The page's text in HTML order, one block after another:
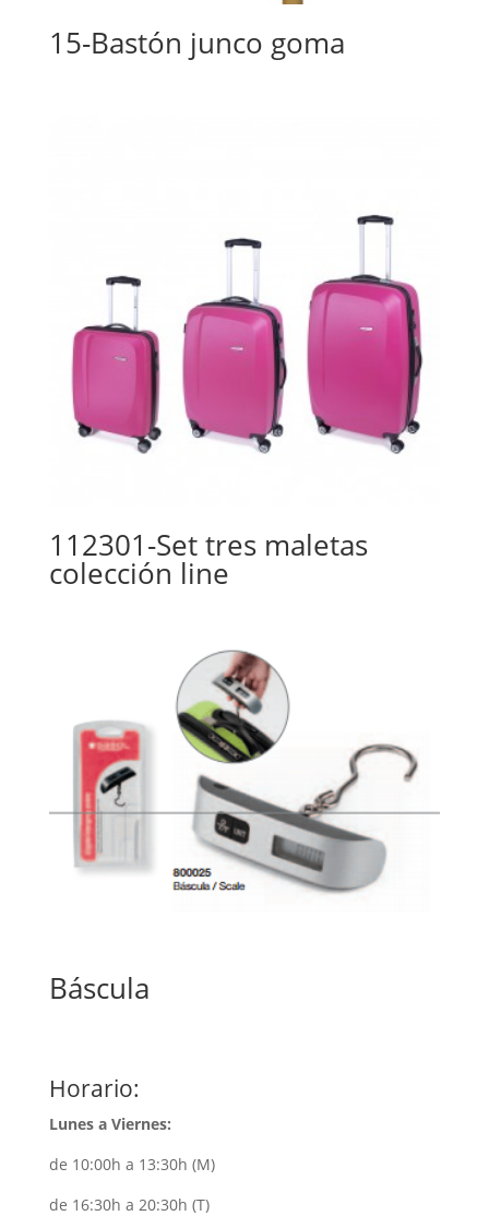
15-Bastón junco goma
112301-Set tres maletas
colección line
Báscula
Horario:
Lunes a Viernes:
de 10:00h a 13:30h (M)
de 16:30h a 20:30h (T)